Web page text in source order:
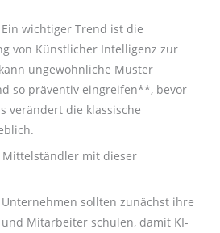
Ein wichtiger Trend ist die
von Künstlicher Intelligenz zur
ungewöhnliche Muster
so präventiv eingreifen**, bevor
verändert die klassische
Mittelständler mit dieser
Unternehmen sollten zunächst ihre
Mitarbeiter schulen, damit KI-